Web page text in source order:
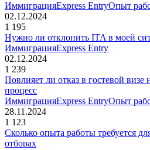
ИммиграцияExpress EntryОпыт
02.12.2024
1 195
Нужно ли отклонить ITA в моей
ИммиграцияExpress Entry
02.12.2024
1 239
Повлияет ли отказ в гостевой
процесс
ИммиграцияExpress EntryОпыт
28.11.2024
1 123
Сколько опыта работы требуется
отборах